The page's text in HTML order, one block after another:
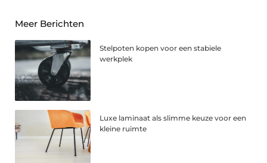
Meer Berichten
Stelpoten kopen voor een stabiele
werkplek
Luxe laminaat als slimme keuze voor een
kleine ruimte